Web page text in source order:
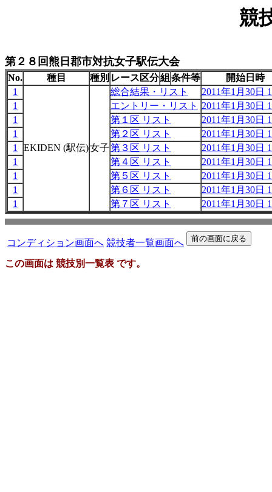
競
第２８回熊日郡市対抗女子駅伝大会
No. 種目 種別 レース区分組 条件等
開始日時
1
EKIDEN (駅伝)女子
総合結果・リスト
2011年1月30日
1
エントリー・リスト
2011年1月30日
1
第１区 リスト
2011年1月30日
1
第２区 リスト
2011年1月30日
1
第３区 リスト
2011年1月30日
1
第４区 リスト
2011年1月30日
1
第５区 リスト
2011年1月30日
1
第６区 リスト
2011年1月30日
1
第７区 リスト 2011年1月30日
コンディション画面へ 競技者一覧画面へ
この画面は 競技別一覧表 です。